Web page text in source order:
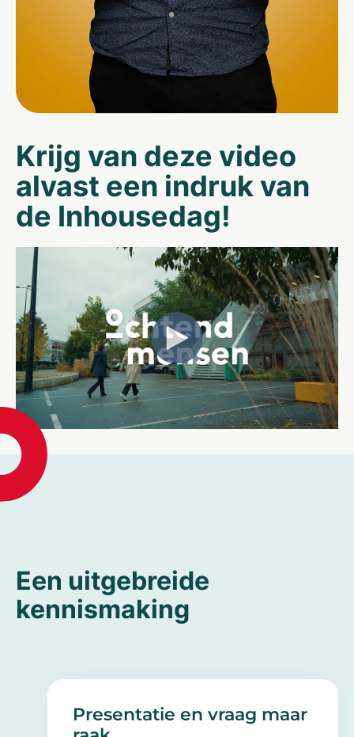
Krijg van deze video
alvast een indruk van
de Inhousedag!
Een uitgebreide
kennismaking
Presentatie en vraag maar